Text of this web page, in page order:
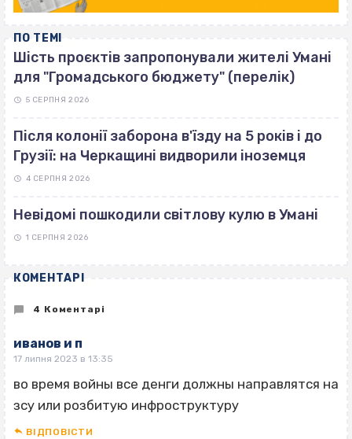
ПО ТЕМІ
Шість проєктів запропонували жителі Умані
для "Громадського бюджету" (перелік)
5 СЕРПНЯ 2026
Після колонії заборона в'їзду на 5 років і до
Грузії: на Черкащині видворили іноземця
4 СЕРПНЯ 2026
Невідомі пошкодили світлову кулю в Умані
1 СЕРПНЯ 2026
КОМЕНТАРІ
4 Коментарі
иванов и п
17 липня 2023 в 13:35
во время войны все денги должны направлятся на
зсу или розбитую инфроструктуру
ВІДПОВІCТИ